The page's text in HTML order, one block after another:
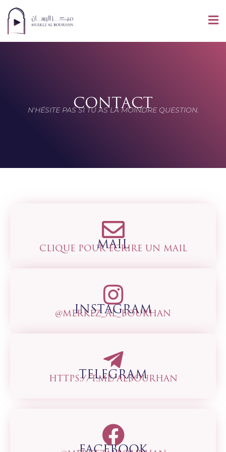
CONTACT
N'HÉSITE PAS SI TU AS LA MOINDRE QUESTION.
MAIL
CLIQUE POUR ÉCRIRE UN MAIL
INSTAGRAM
@MERKEZ_AL_BOURHAN
TELEGRAM
HTTPS://T.ME/ALBOURHAN